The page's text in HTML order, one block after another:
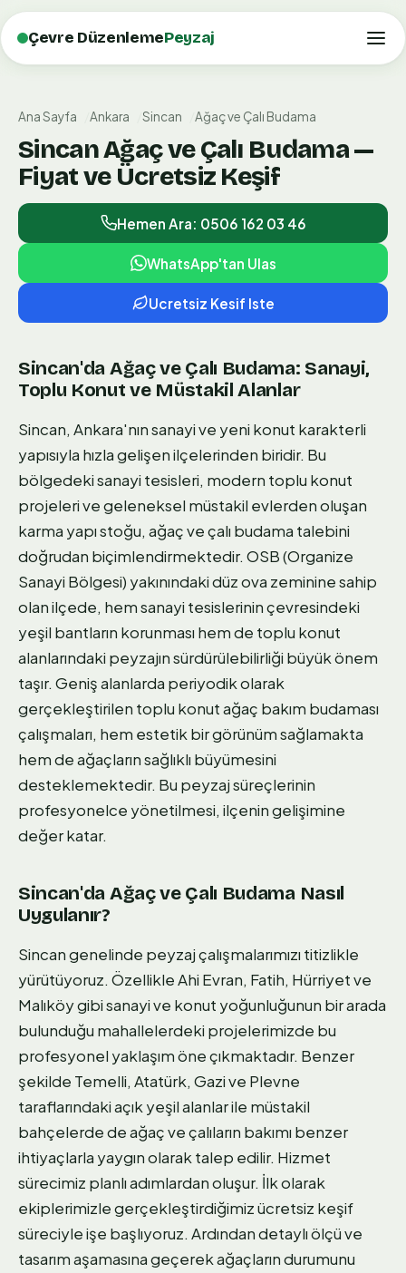
Çevre DüzenlemePeyzaj
Ana Sayfa Ankara Sincan Ağaç ve Çalı Budama
Sincan Ağaç ve Çalı Budama —
Fiyat ve Ücretsiz Keşif
Hemen Ara: 0506 162 03 46
WhatsApp'tan Ulas
Ucretsiz Kesif Iste
Sincan'da Ağaç ve Çalı Budama: Sanayi,
Toplu Konut ve Müstakil Alanlar
Sincan, Ankara'nın sanayi ve yeni konut karakterli
yapısıyla hızla gelişen ilçelerinden biridir. Bu
bölgedeki sanayi tesisleri, modern toplu konut
projeleri ve geleneksel müstakil evlerden oluşan
karma yapı stoğu, ağaç ve çalı budama talebini
doğrudan biçimlendirmektedir. OSB (Organize
Sanayi Bölgesi) yakınındaki düz ova zeminine sahip
olan ilçede, hem sanayi tesislerinin çevresindeki
yeşil bantların korunması hem de toplu konut
alanlarındaki peyzajın sürdürülebilirliği büyük önem
taşır. Geniş alanlarda periyodik olarak
gerçekleştirilen toplu konut ağaç bakım budaması
çalışmaları, hem estetik bir görünüm sağlamakta
hem de ağaçların sağlıklı büyümesini
desteklemektedir. Bu peyzaj süreçlerinin
profesyonelce yönetilmesi, ilçenin gelişimine
değer katar.
Sincan'da Ağaç ve Çalı Budama Nasıl
Uygulanır?
Sincan genelinde peyzaj çalışmalarımızı titizlikle
yürütüyoruz. Özellikle Ahi Evran, Fatih, Hürriyet ve
Malıköy gibi sanayi ve konut yoğunluğunun bir arada
bulunduğu mahallelerdeki projelerimizde bu
profesyonel yaklaşım öne çıkmaktadır. Benzer
şekilde Temelli, Atatürk, Gazi ve Plevne
taraflarındaki açık yeşil alanlar ile müstakil
bahçelerde de ağaç ve çalıların bakımı benzer
ihtiyaçlarla yaygın olarak talep edilir. Hizmet
sürecimiz planlı adımlardan oluşur. İlk olarak
ekiplerimizle gerçekleştirdiğimiz ücretsiz keşif
süreciyle işe başlıyoruz. Ardından detaylı ölçü ve
tasarım aşamasına geçerek ağaçların durumunu